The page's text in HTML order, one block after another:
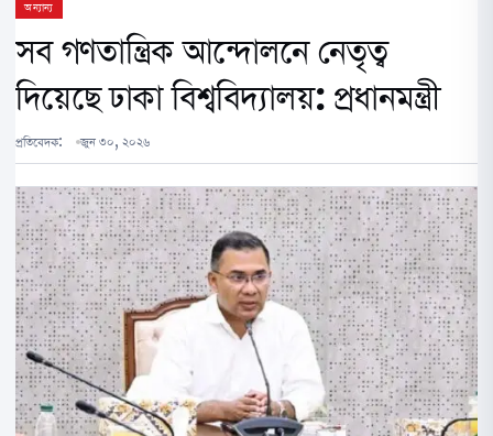
অন্যান্য
সব গণতান্ত্রিক আন্দোলনে নেতৃত্ব
দিয়েছে ঢাকা বিশ্ববিদ্যালয়: প্রধানমন্ত্রী
প্রতিবেদক: জুন ৩০, ২০২৬